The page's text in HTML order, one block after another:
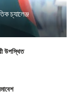
চ্যালেঞ্জ
উপস্থিত